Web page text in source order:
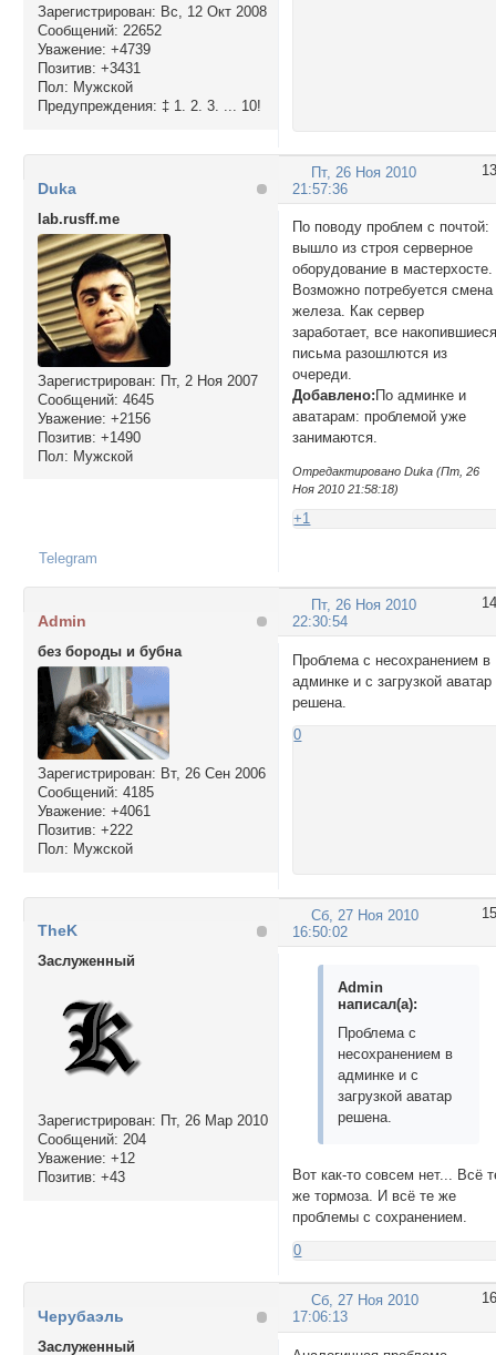
Зарегистрирован: Вс, 12 Окт 2008
Сообщений: 22652
Уважение: +4739
Позитив: +3431
Пол: Мужской
Предупреждения: ‡ 1. 2. 3. ... 10!
13
Пт, 26 Ноя 2010
21:57:36
Duka
lab.rusff.me
Зарегистрирован: Пт, 2 Ноя 2007
Сообщений: 4645
Уважение: +2156
Позитив: +1490
Пол: Мужской
По поводу проблем с почтой:
вышло из строя серверное
оборудование в мастерхосте.
Возможно потребуется смена
железа. Как сервер
заработает, все
письма разошлются из
очереди.
Добавлено: По админке и
аватарам: проблемой уже
занимаются.
Отредактировано Duka (Пт, 26
Ноя 2010 21:58:18)
+1
Telegram
14
Пт, 26 Ноя 2010
22:30:54
Admin
без бороды и бубна
Зарегистрирован: Вт, 26 Сен 2006
Сообщений: 4185
Уважение: +4061
Позитив: +222
Пол: Мужской
Проблема с несохранением в
админке и с загрузкой аватар
решена.
0
15
Сб, 27 Ноя 2010
16:50:02
TheK
Заслуженный
Зарегистрирован: Пт, 26 Мар 2010
Сообщений: 204
Уважение: +12
Позитив: +43
Admin
написал(а):
Проблема с
несохранением в
админке и с
загрузкой аватар
решена.
Вот как-то совсем нет... Всё
же тормоза. И всё те же
проблемы с сохранением.
0
16
Сб, 27 Ноя 2010
17:06:13
Черубаэль
Заслуженный